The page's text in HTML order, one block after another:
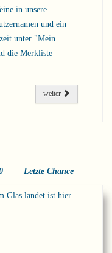
in unsere
und ein
unter "Mein
die Merkliste
weiter
Letzte Chance
Glas landet ist hier